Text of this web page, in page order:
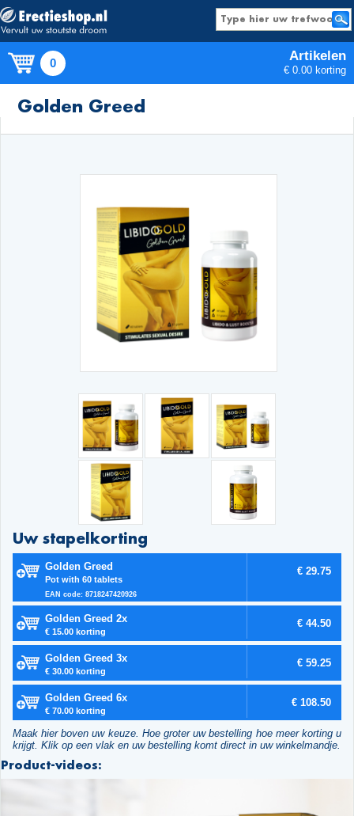
0 Artikelen
€ 0.00 korting
Golden Greed
Uw stapelkorting
Golden Greed
Pot with 60 tablets
EAN code: 8718247420926
€ 29.75
Golden Greed 2x
€ 15.00 korting
€ 44.50
Golden Greed 3x
€ 30.00 korting
€ 59.25
Golden Greed 6x
€ 70.00 korting
€ 108.50
Maak hier boven uw keuze. Hoe groter uw bestelling hoe meer korting u
krijgt. Klik op een vlak en uw bestelling komt direct in uw winkelmandje.
Product-videos: